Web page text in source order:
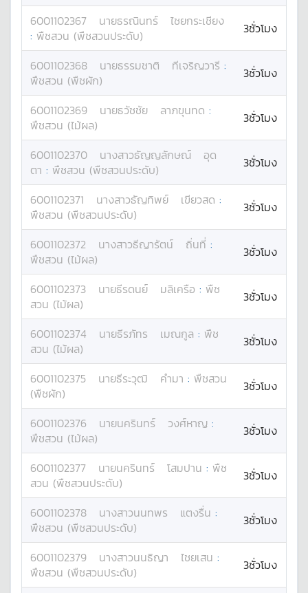
6001102367 นายธรณินทร์
ไชยกระเชียง
: พืชสวน (พืชสวนประดับ) 3ชั่วโมง
6001102368 นายธรรมชาติ ทีเจริญวารี :
พืชสวน (พืชผัก)
3ชั่วโมง
6001102369 นายธวัชชัย ลาภขุนทด :
พืชสวน (ไม้ผล)
3ชั่วโมง
6001102370 นางสาวธัญญลักษณ์
อุด
ตา : พืชสวน (พืชสวนประดับ) 3ชั่วโมง
6001102371 นางสาวธัญทิพย์ เขียวสด :
พืชสวน (พืชสวนประดับ)
3ชั่วโมง
6001102372 นางสาวธีญารัตน์ ถิ่นที่ :
พืชสวน (ไม้ผล)
3ชั่วโมง
6001102373 นายธีรดนย์ มลิเครือ : พืช
สวน (ไม้ผล)
3ชั่วโมง
6001102374 นายธีรภัทร เมณกูล : พืช
สวน (ไม้ผล)
3ชั่วโมง
6001102375 นายธีระวุฒิ คำมา : พืชสวน
(พืชผัก)
3ชั่วโมง
6001102376 นายนครินทร์ วงศ์หาญ :
พืชสวน (ไม้ผล)
3ชั่วโมง
6001102377 นายนครินทร์ โสมปาน : พืช
สวน (พืชสวนประดับ)
3ชั่วโมง
6001102378 นางสาวนนทพร แตงรื่น :
พืชสวน (พืชสวนประดับ)
3ชั่วโมง
6001102379 นางสาวนนธิญา ไชยเสน :
พืชสวน (พืชสวนประดับ)
3ชั่วโมง